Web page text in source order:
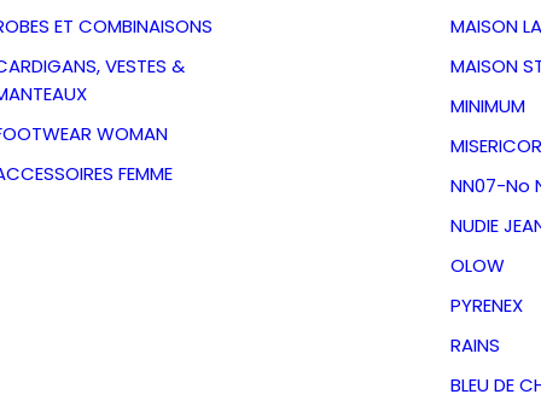
ET COMBINAISONS
VESTES &
WOMAN
FEMME
MAISON
MAISON
MINIMUM
NN07-No
NUDIE
OLOW
PYRENEX
RAINS
BLEU DE